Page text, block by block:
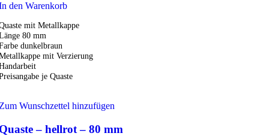
den Warenkorb
mit Metallkappe
80 mm
dunkelbraun
mit Verzierung
je Quaste
Wunschzettel hinzufügen
– hellrot – 80 mm